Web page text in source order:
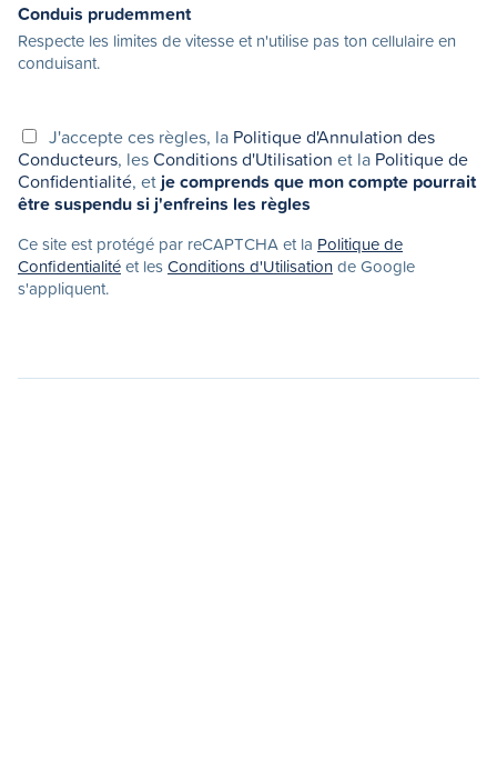
Conduis prudemment
Respecte les limites de vitesse et n'utilise pas ton cellulaire en
conduisant.
J'accepte ces règles, la Politique d'Annulation des
Conducteurs, lesConditions d'Utilisation et la Politique de
Confidentialité, etje comprends que mon compte pourrait
être suspendu si j'enfreins les règles
Ce site est protégé par reCAPTCHA et la Politique de
Confidentialitéet lesConditions d'Utilisationde Google
s'appliquent.